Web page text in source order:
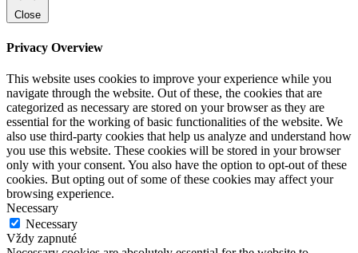
Close
Privacy Overview
This website uses cookies to improve your experience while you
navigate through the website. Out of these, the cookies that are
categorized as necessary are stored on your browser as they are
essential for the working of basic functionalities of the website. We
also use third-party cookies that help us analyze and understand how
you use this website. These cookies will be stored in your browser
only with your consent. You also have the option to opt-out of these
cookies. But opting out of some of these cookies may affect your
browsing experience.
Necessary
Necessary
Vždy zapnuté